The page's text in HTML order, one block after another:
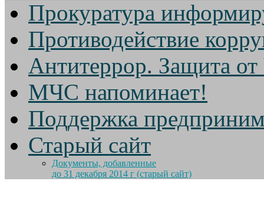
Прокуратура
Противодействие
Антитеррор. Защита
МЧС напоминает!
Поддержка
Старый сайт
Документы, добавленные
до 31 декабря 2014 г (старый сайт)